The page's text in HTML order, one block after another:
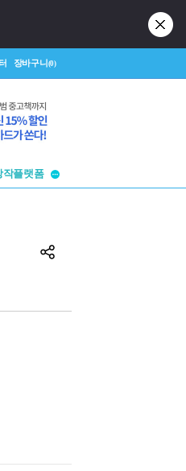
장바구니(0)
작플랫폼